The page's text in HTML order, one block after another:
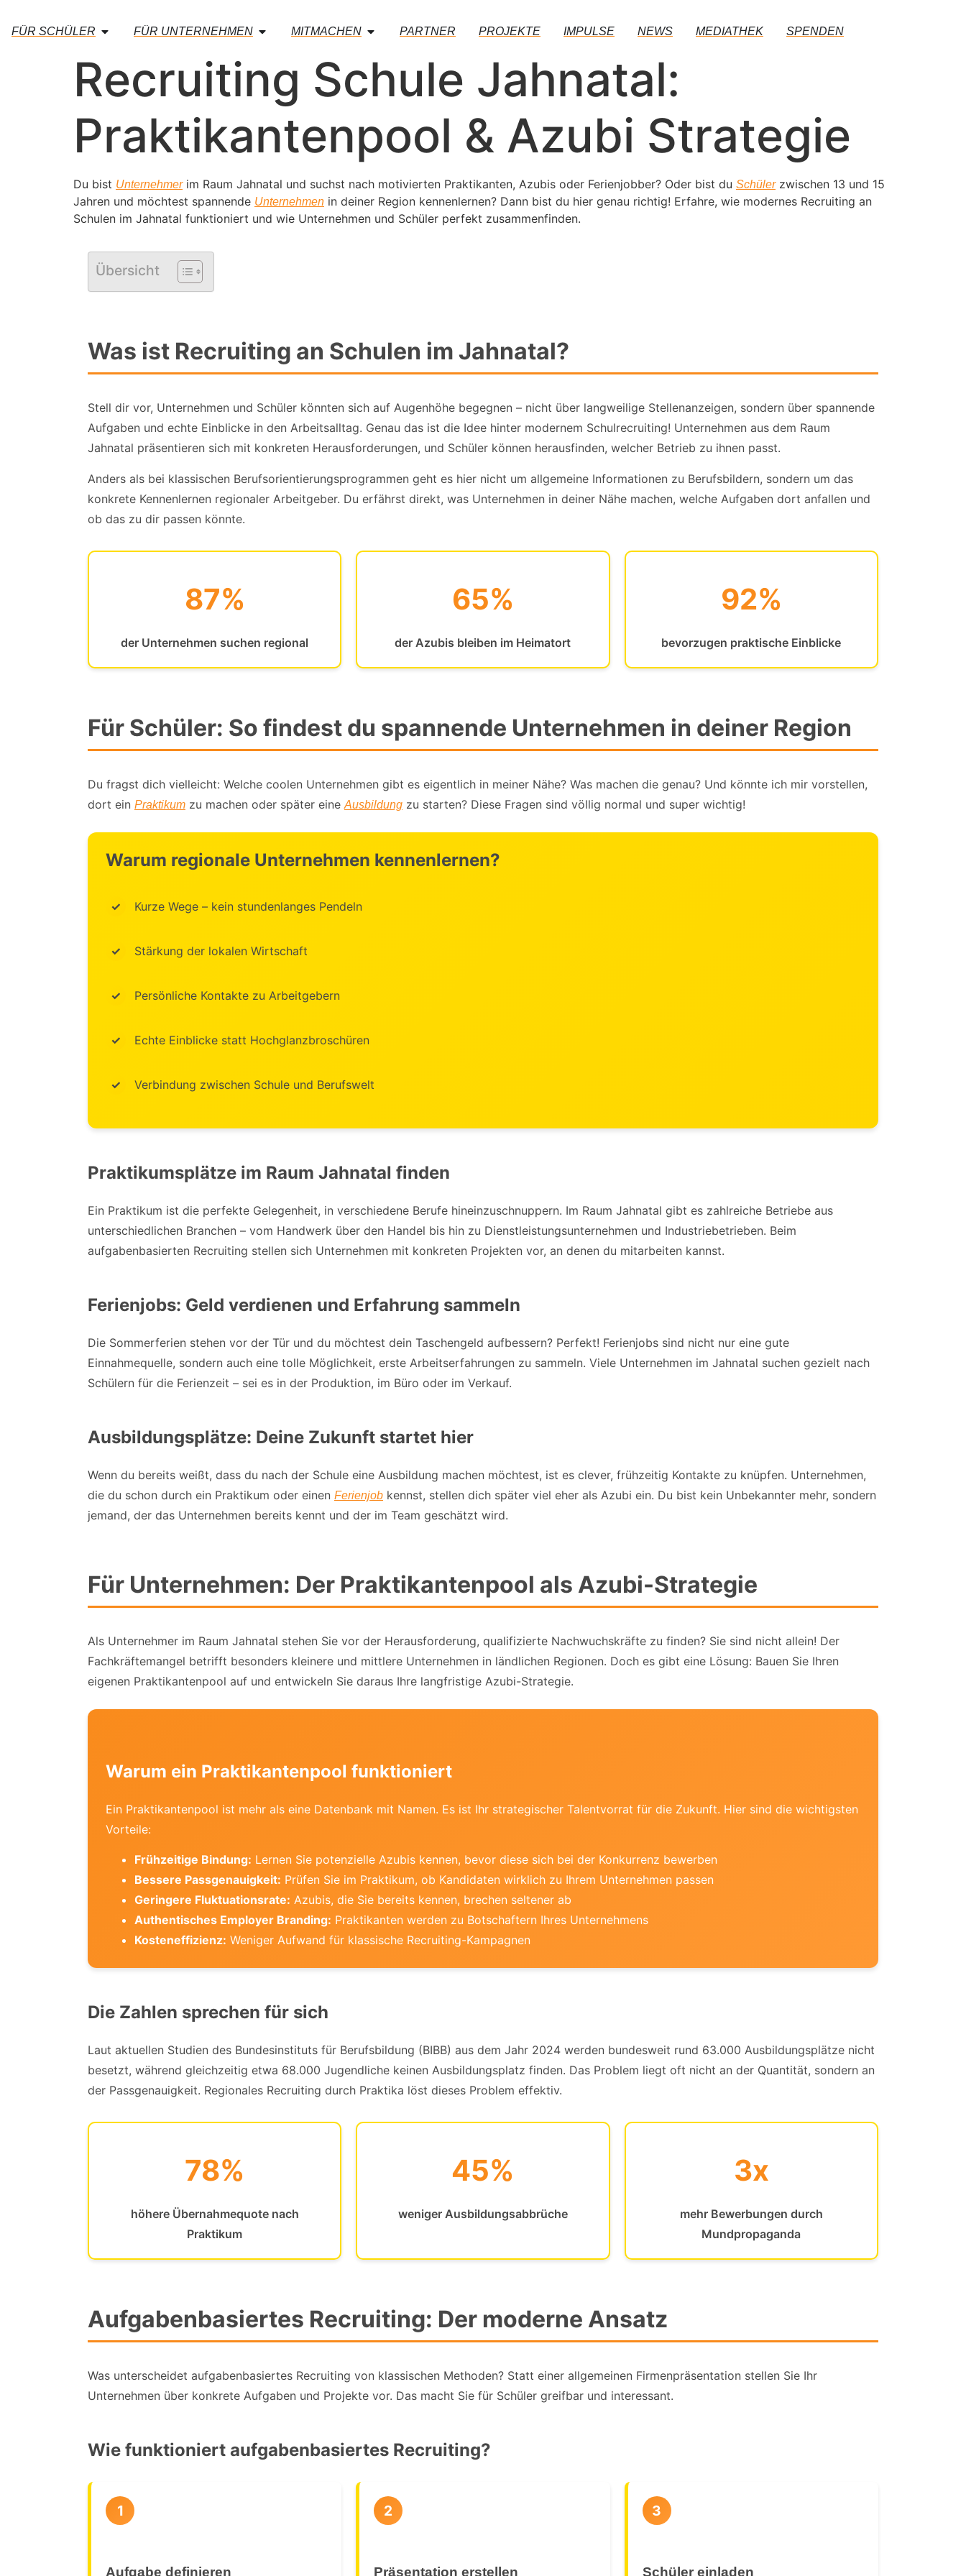
FÜR SCHÜLER FÜR UNTERNEHMEN MITMACHEN PARTNER PROJEKTE IMPULSE NEWS MEDIATHEK SPENDEN
Recruiting Schule Jahnatal:
Praktikantenpool & Azubi Strategie
Du bist Unternehmerim Raum Jahnatal und suchst nach motivierten Praktikanten, Azubis oder Ferienjobber? Oder bist du Schülerzwischen 13 und 15
Jahren und möchtest spannende Unternehmen in deiner Region kennenlernen? Dann bist du hier genau richtig! Erfahre, wie modernes Recruiting an
Schulen im Jahnatal funktioniert und wie Unternehmen und Schüler perfekt zusammenfinden.
Übersicht
Was ist Recruiting an Schulen im Jahnatal?
Stell dir vor, Unternehmen und Schüler könnten sich auf Augenhöhe begegnen – nicht über langweilige Stellenanzeigen, sondern über spannende
Aufgaben und echte Einblicke in den Arbeitsalltag. Genau das ist die Idee hinter modernem Schulrecruiting! Unternehmen aus dem Raum
Jahnatal präsentieren sich mit konkreten Herausforderungen, und Schüler können herausfinden, welcher Betrieb zu ihnen passt.
Anders als bei klassischen Berufsorientierungsprogrammen geht es hier nicht um allgemeine Informationen zu Berufsbildern, sondern um das
konkrete Kennenlernen regionaler Arbeitgeber. Du erfährst direkt, was Unternehmen in deiner Nähe machen, welche Aufgaben dort anfallen und
ob das zu dir passen könnte.
87%
der Unternehmen suchen regional
65%
der Azubis bleiben im Heimatort
92%
bevorzugen praktische Einblicke
Für Schüler: So findest du spannende Unternehmen in deiner Region
Du fragst dich vielleicht: Welche coolen Unternehmen gibt es eigentlich in meiner Nähe? Was machen die genau? Und könnte ich mir vorstellen,
dort ein Praktikum zu machen oder später eine Ausbildung zu starten? Diese Fragen sind völlig normal und super wichtig!
Warum regionale Unternehmen kennenlernen?
Kurze Wege – kein stundenlanges Pendeln
Stärkung der lokalen Wirtschaft
Persönliche Kontakte zu Arbeitgebern
Echte Einblicke statt Hochglanzbroschüren
Verbindung zwischen Schule und Berufswelt
Praktikumsplätze im Raum Jahnatal finden
Ein Praktikum ist die perfekte Gelegenheit, in verschiedene Berufe hineinzuschnuppern. Im Raum Jahnatal gibt es zahlreiche Betriebe aus
unterschiedlichen Branchen – vom Handwerk über den Handel bis hin zu Dienstleistungsunternehmen und Industriebetrieben. Beim
aufgabenbasierten Recruiting stellen sich Unternehmen mit konkreten Projekten vor, an denen du mitarbeiten kannst.
Ferienjobs: Geld verdienen und Erfahrung sammeln
Die Sommerferien stehen vor der Tür und du möchtest dein Taschengeld aufbessern? Perfekt! Ferienjobs sind nicht nur eine gute
Einnahmequelle, sondern auch eine tolle Möglichkeit, erste Arbeitserfahrungen zu sammeln. Viele Unternehmen im Jahnatal suchen gezielt nach
Schülern für die Ferienzeit – sei es in der Produktion, im Büro oder im Verkauf.
Ausbildungsplätze: Deine Zukunft startet hier
Wenn du bereits weißt, dass du nach der Schule eine Ausbildung machen möchtest, ist es clever, frühzeitig Kontakte zu knüpfen. Unternehmen,
die du schon durch ein Praktikum oder einen Ferienjob kennst, stellen dich später viel eher als Azubi ein. Du bist kein Unbekannter mehr, sondern
jemand, der das Unternehmen bereits kennt und der im Team geschätzt wird.
Für Unternehmen: Der Praktikantenpool als Azubi-Strategie
Als Unternehmer im Raum Jahnatal stehen Sie vor der Herausforderung, qualifizierte Nachwuchskräfte zu finden? Sie sind nicht allein! Der
Fachkräftemangel betrifft besonders kleinere und mittlere Unternehmen in ländlichen Regionen. Doch es gibt eine Lösung: Bauen Sie Ihren
eigenen Praktikantenpool auf und entwickeln Sie daraus Ihre langfristige Azubi-Strategie.
Warum ein Praktikantenpool funktioniert
Ein Praktikantenpool ist mehr als eine Datenbank mit Namen. Es ist Ihr strategischer Talentvorrat für die Zukunft. Hier sind die wichtigsten
Vorteile:
Frühzeitige Bindung: Lernen Sie potenzielle Azubis kennen, bevor diese sich bei der Konkurrenz bewerben
Bessere Passgenauigkeit: Prüfen Sie im Praktikum, ob Kandidaten wirklich zu Ihrem Unternehmen passen
Geringere Fluktuationsrate: Azubis, die Sie bereits kennen, brechen seltener ab
Authentisches Employer Branding: Praktikanten werden zu Botschaftern Ihres Unternehmens
Kosteneffizienz: Weniger Aufwand für klassische Recruiting-Kampagnen
Die Zahlen sprechen für sich
Laut aktuellen Studien des Bundesinstituts für Berufsbildung (BIBB) aus dem Jahr 2024 werden bundesweit rund 63.000 Ausbildungsplätze nicht
besetzt, während gleichzeitig etwa 68.000 Jugendliche keinen Ausbildungsplatz finden. Das Problem liegt oft nicht an der Quantität, sondern an
der Passgenauigkeit. Regionales Recruiting durch Praktika löst dieses Problem effektiv.
78%
höhere Übernahmequote nach
Praktikum
45%
weniger Ausbildungsabbrüche
3x
mehr Bewerbungen durch
Mundpropaganda
Aufgabenbasiertes Recruiting: Der moderne Ansatz
Was unterscheidet aufgabenbasiertes Recruiting von klassischen Methoden? Statt einer allgemeinen Firmenpräsentation stellen Sie Ihr
Unternehmen über konkrete Aufgaben und Projekte vor. Das macht Sie für Schüler greifbar und interessant.
Wie funktioniert aufgabenbasiertes Recruiting?
1
Aufgabe definieren
2
Präsentation erstellen
3
Schüler einladen